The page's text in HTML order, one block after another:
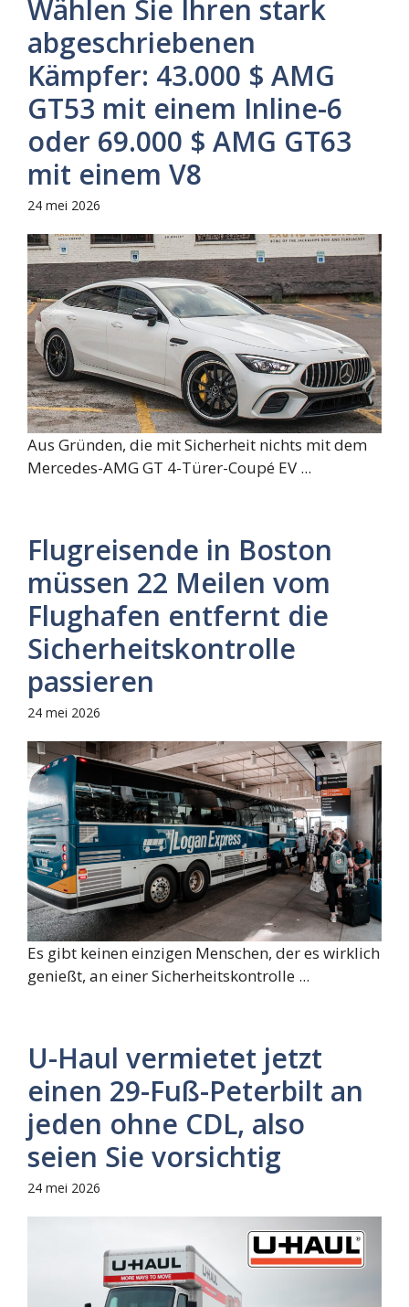
Wählen Sie Ihren stark
abgeschriebenen
Kämpfer: 43.000 $ AMG
GT53 mit einem Inline-6 ​​
oder 69.000 $ AMG GT63
mit einem V8
24 mei 2026
Aus Gründen, die mit Sicherheit nichts mit dem
Mercedes-AMG GT 4-Türer-Coupé EV ...
Flugreisende in Boston
müssen 22 Meilen vom
Flughafen entfernt die
Sicherheitskontrolle
passieren
24 mei 2026
Es gibt keinen einzigen Menschen, der es wirklich
genießt, an einer Sicherheitskontrolle ...
U-Haul vermietet jetzt
einen 29-Fuß-Peterbilt an
jeden ohne CDL, also
seien Sie vorsichtig
24 mei 2026